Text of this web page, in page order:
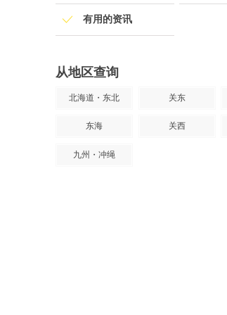
有用的资讯
从地区查询
北海道・东北 关东
东海 关西
九州・冲绳